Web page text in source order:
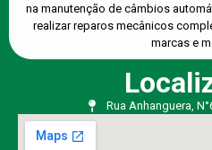
na manutenção de câmbios
realizar reparos mecânicos
marcas e
Rua Anhanguera,